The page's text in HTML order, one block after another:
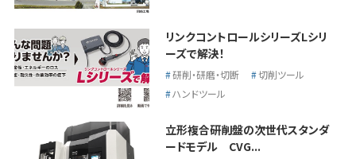
リンクコントロールシリーズLシリ
ーズで解決！
研削・研磨・切断
切削ツール
ハンドツール
立形複合研削盤の次世代スタンダ
ードモデル CVG...